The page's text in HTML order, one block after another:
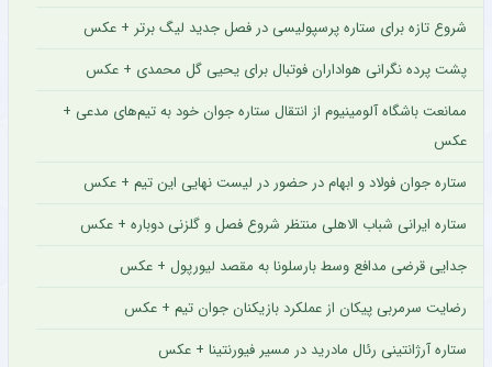
شروع تازه برای ستاره پرسپولیسی در فصل جدید لیگ برتر + عکس
پشت پرده نگرانی هواداران فوتبال برای یحیی گل محمدی + عکس
ممانعت باشگاه آلومینیوم از انتقال ستاره جوان خود به تیم‌های مدعی +
عکس
ستاره جوان فولاد و ابهام در حضور در لیست نهایی این تیم + عکس
ستاره ایرانی شباب الاهلی منتظر شروع فصل و گلزنی دوباره + عکس
جدایی قرضی مدافع وسط بارسلونا به مقصد لیورپول + عکس
رضایت سرمربی پیکان از عملکرد بازیکنان جوان تیم + عکس
ستاره آرژانتینی رئال مادرید در مسیر فیورنتینا + عکس